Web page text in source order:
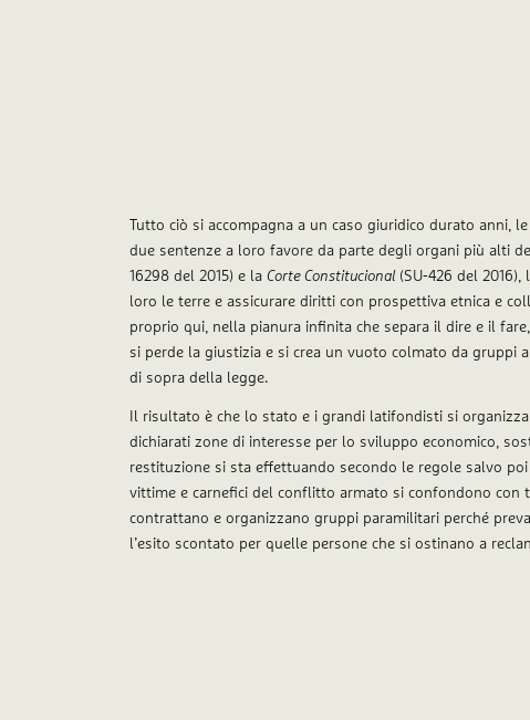
Tutto ciò si accompagna a un caso giuridico durato anni,
due sentenze a loro favore da parte degli organi più alti
16298 del 2015) e laCorte Constitucional(SU-426 del
loro le terre e assicurare diritti con prospettiva etnica e
proprio qui, nella pianura infinita che separa il dire e il
si perde la giustizia e si crea un vuoto colmato da gruppi
di sopra della legge.
Il risultato è che lo stato e i grandi latifondisti si
dichiarati zone di interesse per lo sviluppo economico,
restituzione si sta effettuando secondo le regole salvo
vittime e carnefici del conflitto armato si confondono con
contrattano e organizzano gruppi paramilitari perché
l’esito scontato per quelle persone che si ostinano a